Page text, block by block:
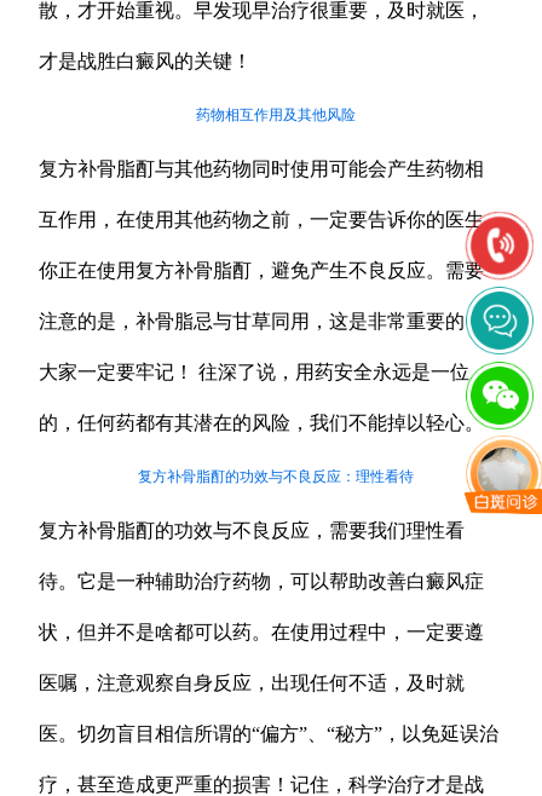
散，才开始重视。早发现早治疗很重要，及时就医，
才是战胜白癜风的关键！
药物相互作用及其他风险
复方补骨脂酊与其他药物同时使用可能会产生药物相
互作用，在使用其他药物之前，一定要告诉你的医生
你正在使用复方补骨脂酊，避免产生不良反应。需要
注意的是，补骨脂忌与甘草同用，这是非常重要的，
大家一定要牢记！ 往深了说，用药安全永远是一位
的，任何药都有其潜在的风险，我们不能掉以轻心。
复方补骨脂酊的功效与不良反应：理性看待
复方补骨脂酊的功效与不良反应，需要我们理性看
待。它是一种辅助治疗药物，可以帮助改善白癜风症
状，但并不是啥都可以药。在使用过程中，一定要遵
医嘱，注意观察自身反应，出现任何不适，及时就
医。切勿盲目相信所谓的“偏方”、“秘方”，以免延误治
疗，甚至造成更严重的损害！记住，科学治疗才是战